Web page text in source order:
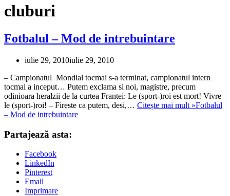
cluburi
Fotbalul – Mod de intrebuintare
iulie 29, 2010iulie 29, 2010
– Campionatul Mondial tocmai s-a terminat, campionatul intern
tocmai a inceput… Putem exclama si noi, magistre, precum
odinioara heralzii de la curtea Frantei: Le (sport-)roi est mort! Vivre
le (sport-)roi! – Fireste ca putem, desi,… Citește mai mult »Fotbalul
– Mod de intrebuintare
Partajează asta:
Facebook
LinkedIn
Pinterest
Email
Imprimare